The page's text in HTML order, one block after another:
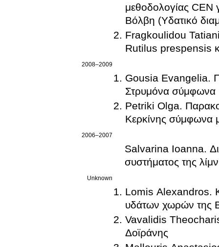
μεθοδολογίας CEN
Βόλβη (Υδατικό
Fragkoulidou
Rutilus prespensis
2008–2009
Gousia Evangelia.
Στρυμόνα σύμφωνα
Petriki Olga.
Κερκίνης σύμφωνα
2006–2007
Salvarina Ioanna.
συστήματος της
Unknown
Lomis Alexandros.
υδάτων χωρών της
Vavalidis
Δοϊράνης